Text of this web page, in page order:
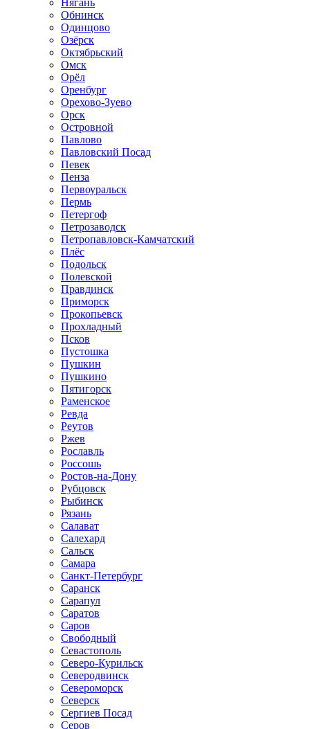
Нягань
Обнинск
Одинцово
Озёрск
Октябрьский
Омск
Орёл
Оренбург
Орехово-Зуево
Орск
Островной
Павлово
Павловский Посад
Певек
Пенза
Первоуральск
Пермь
Петергоф
Петрозаводск
Петропавловск-Камчатский
Плёс
Подольск
Полевской
Правдинск
Приморск
Прокопьевск
Прохладный
Псков
Пустошка
Пушкин
Пушкино
Пятигорск
Раменское
Ревда
Реутов
Ржев
Рославль
Россошь
Ростов-на-Дону
Рубцовск
Рыбинск
Рязань
Салават
Салехард
Сальск
Самара
Санкт-Петербург
Саранск
Сарапул
Саратов
Саров
Свободный
Севастополь
Северо-Курильск
Северодвинск
Североморск
Северск
Сергиев Посад
Серов